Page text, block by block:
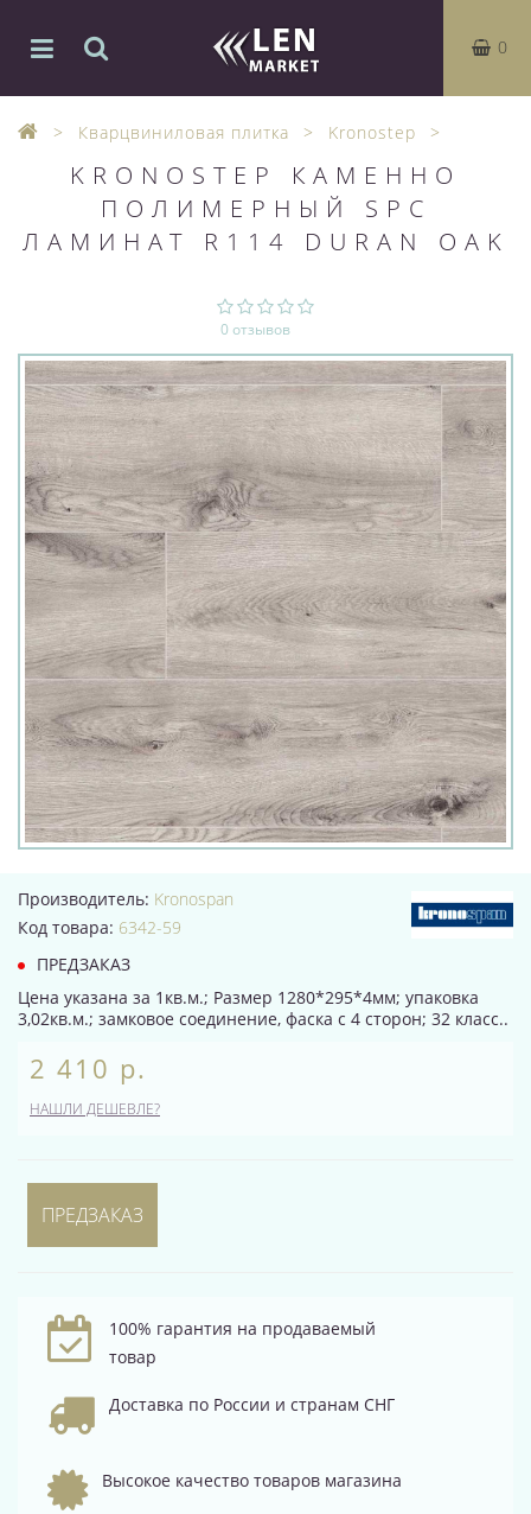
0
Кварцвиниловая плитка Kronostep
KRONOSTEP КАМЕННО
ПОЛИМЕРНЫЙ SPC
ЛАМИНАТ R114 DURAN OAK
0 отзывов
Производитель: Kronospan
Код товара: 6342-59
ПРЕДЗАКАЗ
Цена указана за 1кв.м.; Размер 1280*295*4мм; упаковка
3,02кв.м.; замковое соединение, фаска с 4 сторон; 32 класс..
2 410 р.
НАШЛИ ДЕШЕВЛЕ?
ПРЕДЗАКАЗ
100% гарантия на продаваемый
товар
Доставка по России и странам СНГ
Высокое качество товаров магазина